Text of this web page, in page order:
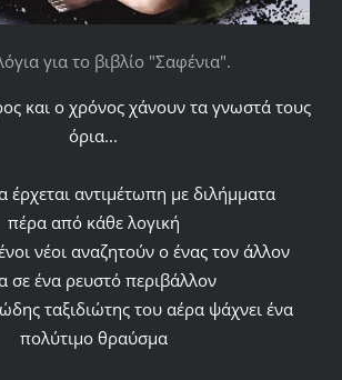
για το βιβλίο "Σαφένια".
και ο χρόνος χάνουν τα γνωστά τους
όρια...
έρχεται αντιμέτωπη με διλήμματα
πέρα από κάθε λογική
νέοι αναζητούν ο ένας τον άλλον
σε ένα ρευστό περιβάλλον
ταξιδιώτης του αέρα ψάχνει ένα
πολύτιμο θραύσμα